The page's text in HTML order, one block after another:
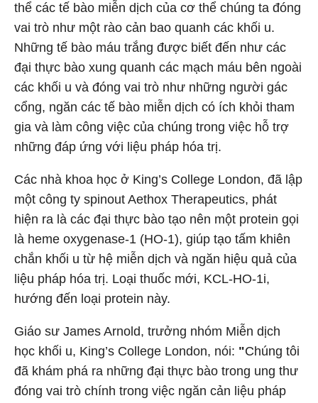
thể các tế bào miễn dịch của cơ thể chúng ta đóng
vai trò như một rào cản bao quanh các khối u.
Những tế bào máu trắng được biết đến như các
đại thực bào xung quanh các mạch máu bên ngoài
các khối u và đóng vai trò như những người gác
cổng, ngăn các tế bào miễn dịch có ích khỏi tham
gia và làm công việc của chúng trong việc hỗ trợ
những đáp ứng với liệu pháp hóa trị.
Các nhà khoa học ở King’s College London, đã lập
một công ty spinout Aethox Therapeutics, phát
hiện ra là các đại thực bào tạo nên một protein gọi
là heme oxygenase-1 (HO-1), giúp tạo tấm khiên
chắn khối u từ hệ miễn dịch và ngăn hiệu quả của
liệu pháp hóa trị. Loại thuốc mới, KCL-HO-1i,
hướng đến loại protein này.
Giáo sư James Arnold, trưởng nhóm Miễn dịch
học khối u, King’s College London, nói: "Chúng tôi
đã khám phá ra những đại thực bào trong ung thư
đóng vai trò chính trong việc ngăn cản liệu pháp